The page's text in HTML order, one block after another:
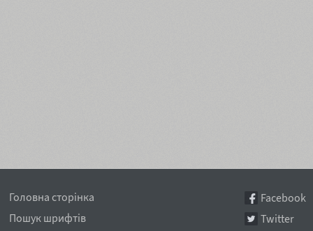
Головна сторінка
Пошук шрифтів
Facebook
Twitter